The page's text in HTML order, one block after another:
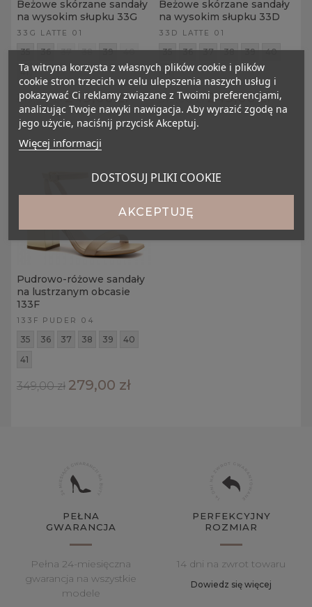
Beżowe skórzane sandały
na wysokim słupku 33G
33G LATTE 01
35 36 37 38 39
40
41
319,00 zł 249,00 zł
Beżowe skórzane sandały
na wysokim słupku 33D
33D LATTE 01
35 36 37 38 39
40
41
319,00 zł 249,00 zł
Pudrowo-różowe sandały
na lustrzanym obcasie
133F
133F PUDER 04
35 36 37 38 39
40
41
349,00 zł 279,00 zł
PEŁNA
GWARANCJA
Pełna 24-miesięczna
gwarancja na wszystkie
modele
PERFEKCYJNY
ROZMIAR
14 dni na zwrot towaru
Dowiedz się więcej
Ta witryna korzysta z własnych plików cookie i plików
cookie stron trzecich w celu ulepszenia naszych usług i
pokazywać Ci reklamy związane z Twoimi preferencjami,
analizując Twoje nawyki nawigacja. Aby wyrazić zgodę na
jego użycie, naciśnij przycisk Akceptuj.
Więcej informacji
DOSTOSUJ PLIKI COOKIE
AKCEPTUJĘ